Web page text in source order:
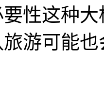
性这种
游可能